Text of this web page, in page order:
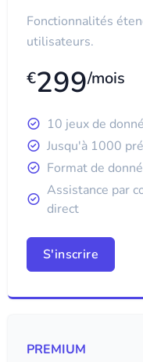
Fonctionnalités
utilisateurs.
€299/mois
10 jeux de
Jusqu'à 1000
Format de
Assistance par
direct
S'inscrire
PREMIUM